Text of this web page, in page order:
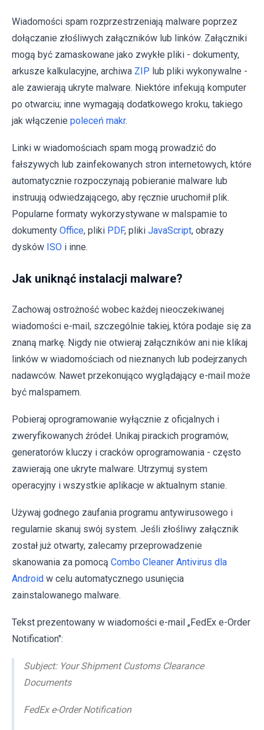
Wiadomości spam rozprzestrzeniają malware poprzez
dołączanie złośliwych załączników lub linków. Załączniki
mogą być zamaskowane jako zwykłe pliki - dokumenty,
arkusze kalkulacyjne, archiwa ZIP lub pliki wykonywalne -
ale zawierają ukryte malware. Niektóre infekują komputer
po otwarciu; inne wymagają dodatkowego kroku, takiego
jak włączenie poleceń makr.
Linki w wiadomościach spam mogą prowadzić do
fałszywych lub zainfekowanych stron internetowych, które
automatycznie rozpoczynają pobieranie malware lub
instruują odwiedzającego, aby ręcznie uruchomił plik.
Popularne formaty wykorzystywane w malspamie to
dokumenty Office, pliki PDF, pliki JavaScript, obrazy
dysków ISO i inne.
Jak uniknąć instalacji malware?
Zachowaj ostrożność wobec każdej nieoczekiwanej
wiadomości e-mail, szczególnie takiej, która podaje się za
znaną markę. Nigdy nie otwieraj załączników ani nie klikaj
linków w wiadomościach od nieznanych lub podejrzanych
nadawców. Nawet przekonująco wyglądający e-mail może
być malspamem.
Pobieraj oprogramowanie wyłącznie z oficjalnych i
zweryfikowanych źródeł. Unikaj pirackich programów,
generatorów kluczy i cracków oprogramowania - często
zawierają one ukryte malware. Utrzymuj system
operacyjny i wszystkie aplikacje w aktualnym stanie.
Używaj godnego zaufania programu antywirusowego i
regularnie skanuj swój system. Jeśli złośliwy załącznik
został już otwarty, zalecamy przeprowadzenie
skanowania za pomocą Combo Cleaner Antivirus dla
Android w celu automatycznego usunięcia
zainstalowanego malware.
Tekst prezentowany w wiadomości e-mail „FedEx e-Order
Notification":
Subject: Your Shipment Customs Clearance
Documents
FedEx e-Order Notification